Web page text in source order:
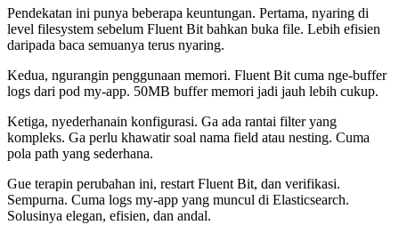
Pendekatan ini punya beberapa keuntungan. Pertama, nyaring di
level filesystem sebelum Fluent Bit bahkan buka file. Lebih efisien
daripada baca semuanya terus nyaring.
Kedua, ngurangin penggunaan memori. Fluent Bit cuma nge-buffer
logs dari pod my-app. 50MB buffer memori jadi jauh lebih cukup.
Ketiga, nyederhanain konfigurasi. Ga ada rantai filter yang
kompleks. Ga perlu khawatir soal nama field atau nesting. Cuma
pola path yang sederhana.
Gue terapin perubahan ini, restart Fluent Bit, dan verifikasi.
Sempurna. Cuma logs my-app yang muncul di Elasticsearch.
Solusinya elegan, efisien, dan andal.